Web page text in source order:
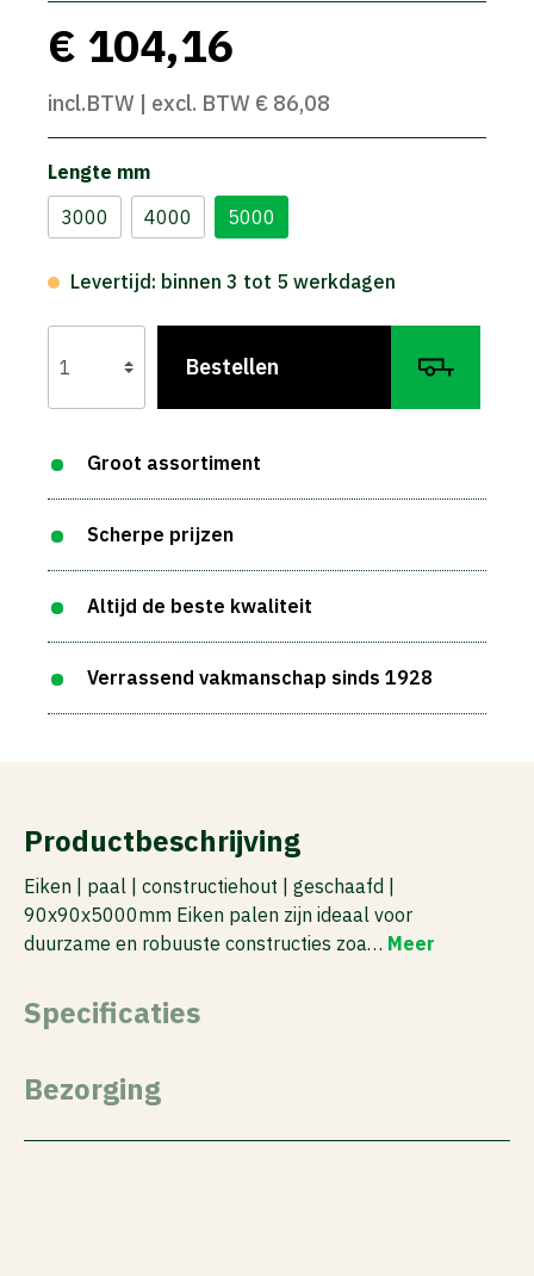
€ 104,16
incl.BTW | excl. BTW € 86,08
Lengte mm
3000
4000 5000
Levertijd: binnen 3 tot 5 werkdagen
Bestellen
Groot assortiment
Scherpe prijzen
Altijd de beste kwaliteit
Verrassend vakmanschap sinds 1928
Productbeschrijving
Eiken | paal | constructiehout | geschaafd |
90x90x5000mm Eiken palen zijn ideaal voor
duurzame en robuuste constructies zoa… Meer
Specificaties
Bezorging